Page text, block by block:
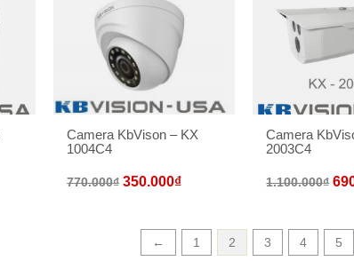
Camera KbVison – KX
1004C4
770.000₫ 350.000₫
Camera
2003C4
1.100.000₫
← 1 2 3 4 5